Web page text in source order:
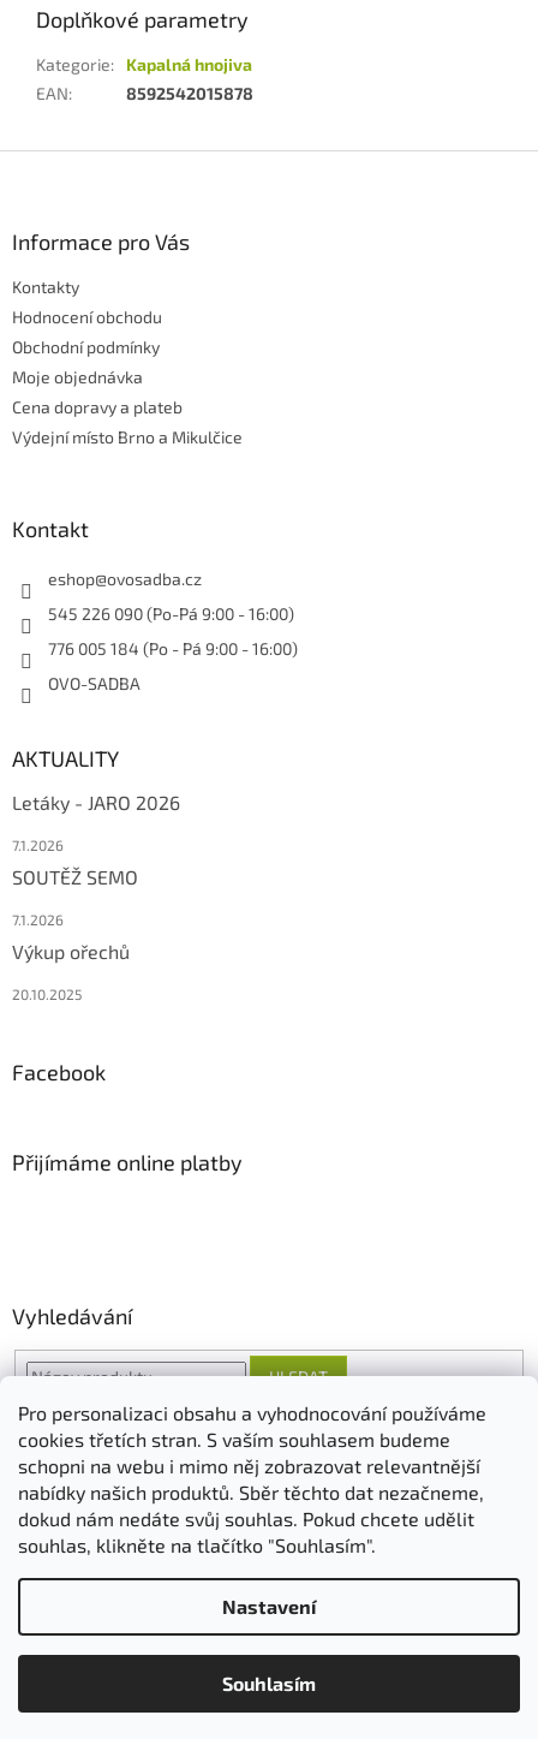
Pro personalizaci obsahu a vyhodnocování používáme
cookies třetích stran. S vaším souhlasem budeme
schopni na webu i mimo něj zobrazovat relevantnější
nabídky našich produktů. Sběr těchto dat nezačneme,
dokud nám nedáte svůj souhlas. Pokud chcete udělit
souhlas, klikněte na tlačítko "Souhlasím".
Nastavení
Souhlasím
Doplňkové parametry
Kategorie:
Kapalná hnojiva
EAN: 8592542015878
Informace pro Vás
Kontakty
Hodnocení obchodu
Obchodní podmínky
Moje objednávka
Cena dopravy a plateb
Výdejní místo Brno a Mikulčice
Kontakt
eshop@ovosadba.cz
545 226 090 (Po-Pá 9:00 - 16:00)
776 005 184 (Po - Pá 9:00 - 16:00)
OVO-SADBA
AKTUALITY
Letáky - JARO 2026
7.1.2026
SOUTĚŽ SEMO
7.1.2026
Výkup ořechů
20.10.2025
Facebook
Přijímáme online platby
Vyhledávání
HLEDAT
O nás FORESTINA AGRO CS
nastavení cookies